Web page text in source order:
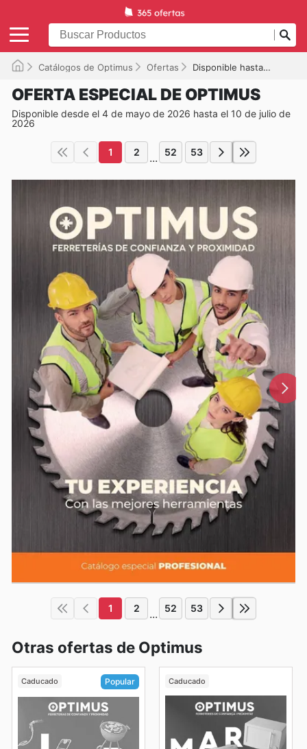
Catálogos de Optimus Ofertas Disponible hasta el 10/07/2026
OFERTA ESPECIAL DE OPTIMUS
Disponible desde el 4 de mayo de 2026 hasta el 10 de julio de
2026
1 2 ... 52 53
1 2 ... 52 53
Otras ofertas de Optimus
Caducado Popular Caducado